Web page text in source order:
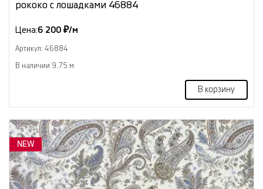
рококо с лошадками 46884
Цена:6 200 ₽/м
Артикул: 46884
В наличии 9.75 м
В корзину
NEW